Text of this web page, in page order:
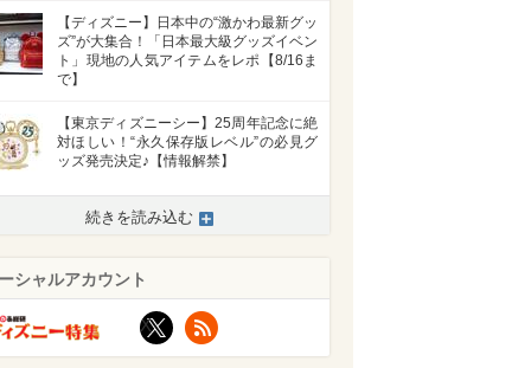
【ディズニー】日本中の“激かわ最新グッ
ズ”が大集合！「日本最大級グッズイベン
ト」現地の人気アイテムをレポ【8/16ま
で】
【東京ディズニーシー】25周年記念に絶
対ほしい！“永久保存版レベル”の必見グ
ッズ発売決定♪【情報解禁】
続きを読み込む
シャルアカウント
X